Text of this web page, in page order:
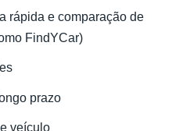
rápida e comparação de
FindYCar)
prazo
veículo